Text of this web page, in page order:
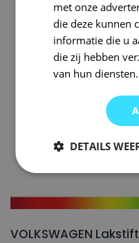
VOLKSWAGEN
met onze
die deze kunnen
informatie die u
die zij hebben
van hun diensten.
DETAILS